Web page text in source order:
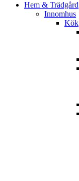
Hem & Trädgård
Innomhus
Kök